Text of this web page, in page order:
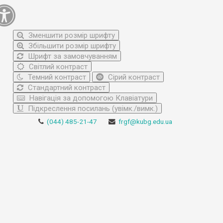
Зменшити розмір шрифту
Збільшити розмір шрифту
Шрифт за замовчуванням
Світлий контраст
Темний контраст
Сірий контраст
Стандартний контраст
Навігація за допомогою Клавіатури
Підкреслення посилань (увімк./вимк.)
(044) 485-21-47 frgf@kubg.edu.ua